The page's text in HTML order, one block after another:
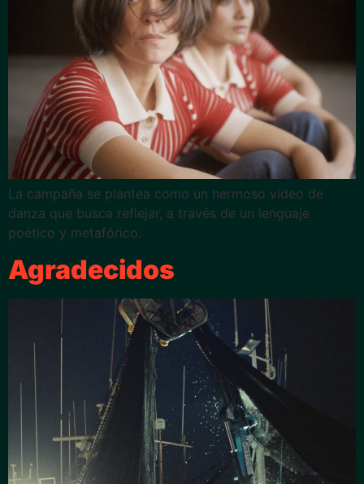
La campaña se plantea como un hermoso vídeo de
danza que busca reflejar, a través de un lenguaje
poético y metafórico.
Agradecidos